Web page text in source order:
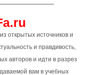
открытых источников и
и правдивость,
авторов и идти в разрез
вам в учебных